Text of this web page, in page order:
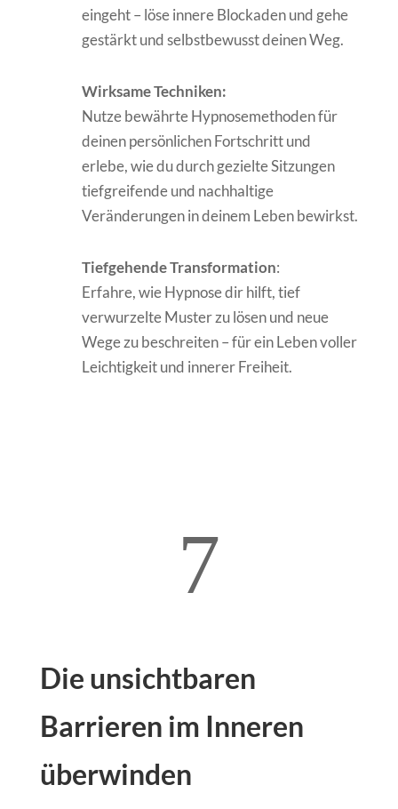
eingeht – löse innere Blockaden und gehe
gestärkt und selbstbewusst deinen Weg.
Wirksame Techniken:
Nutze bewährte Hypnosemethoden für
deinen persönlichen Fortschritt und
erlebe, wie du durch gezielte Sitzungen
tiefgreifende und nachhaltige
Veränderungen in deinem Leben bewirkst.
Tiefgehende Transformation:
Erfahre, wie Hypnose dir hilft, tief
verwurzelte Muster zu lösen und neue
Wege zu beschreiten – für ein Leben voller
Leichtigkeit und innerer Freiheit.
7
Die unsichtbaren
Barrieren im Inneren
überwinden